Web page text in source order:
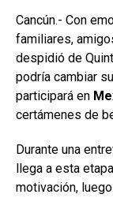
Cancún.- Con
familiares,
despidió de
podría cambiar
participará en
certámenes de
Durante una
llega a esta
motivación,